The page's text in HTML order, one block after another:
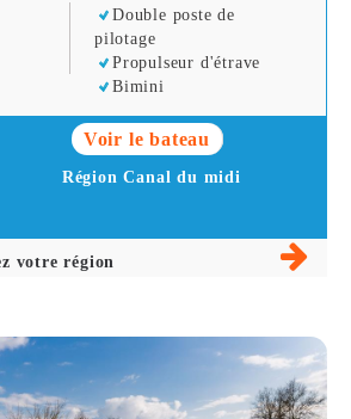
Double poste de
pilotage
Propulseur d'étrave
Bimini
Voir le bateau
Région Canal du midi
votre région